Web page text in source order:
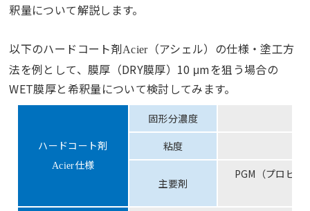
釈量について解説します。
以下のハードコート剤Acier（アシェル）の仕様・塗工方
法を例として、膜厚（DRY膜厚）10 μmを狙う場合の
WET膜厚と希釈量について検討してみます。
ハードコート剤
Acier仕様
固形分濃度
粘度
主要剤
PGM（プロピ